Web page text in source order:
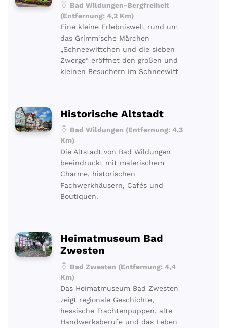
Bad Wildungen-Bergfreiheit
(Entfernung: 4,2 Km)
Eine kleine Erlebniswelt rund um
das Grimm‘sche Märchen
„Schneewittchen und die sieben
Zwerge“ eröffnet den großen und
kleinen Besuchern im Schneewitt
Historische Altstadt
Bad Wildungen (Entfernung: 4,3
Km)
Die Altstadt von Bad Wildungen
beeindruckt mit malerischem
Charme, historischen
Fachwerkhäusern, Cafés und
Boutiquen.
Heimatmuseum Bad
Zwesten
Bad Zwesten (Entfernung: 4,4
Km)
Das Heimatmuseum Bad Zwesten
zeigt regionale Geschichte,
hessische Trachtenpuppen, alte
Handwerksberufe und das Leben